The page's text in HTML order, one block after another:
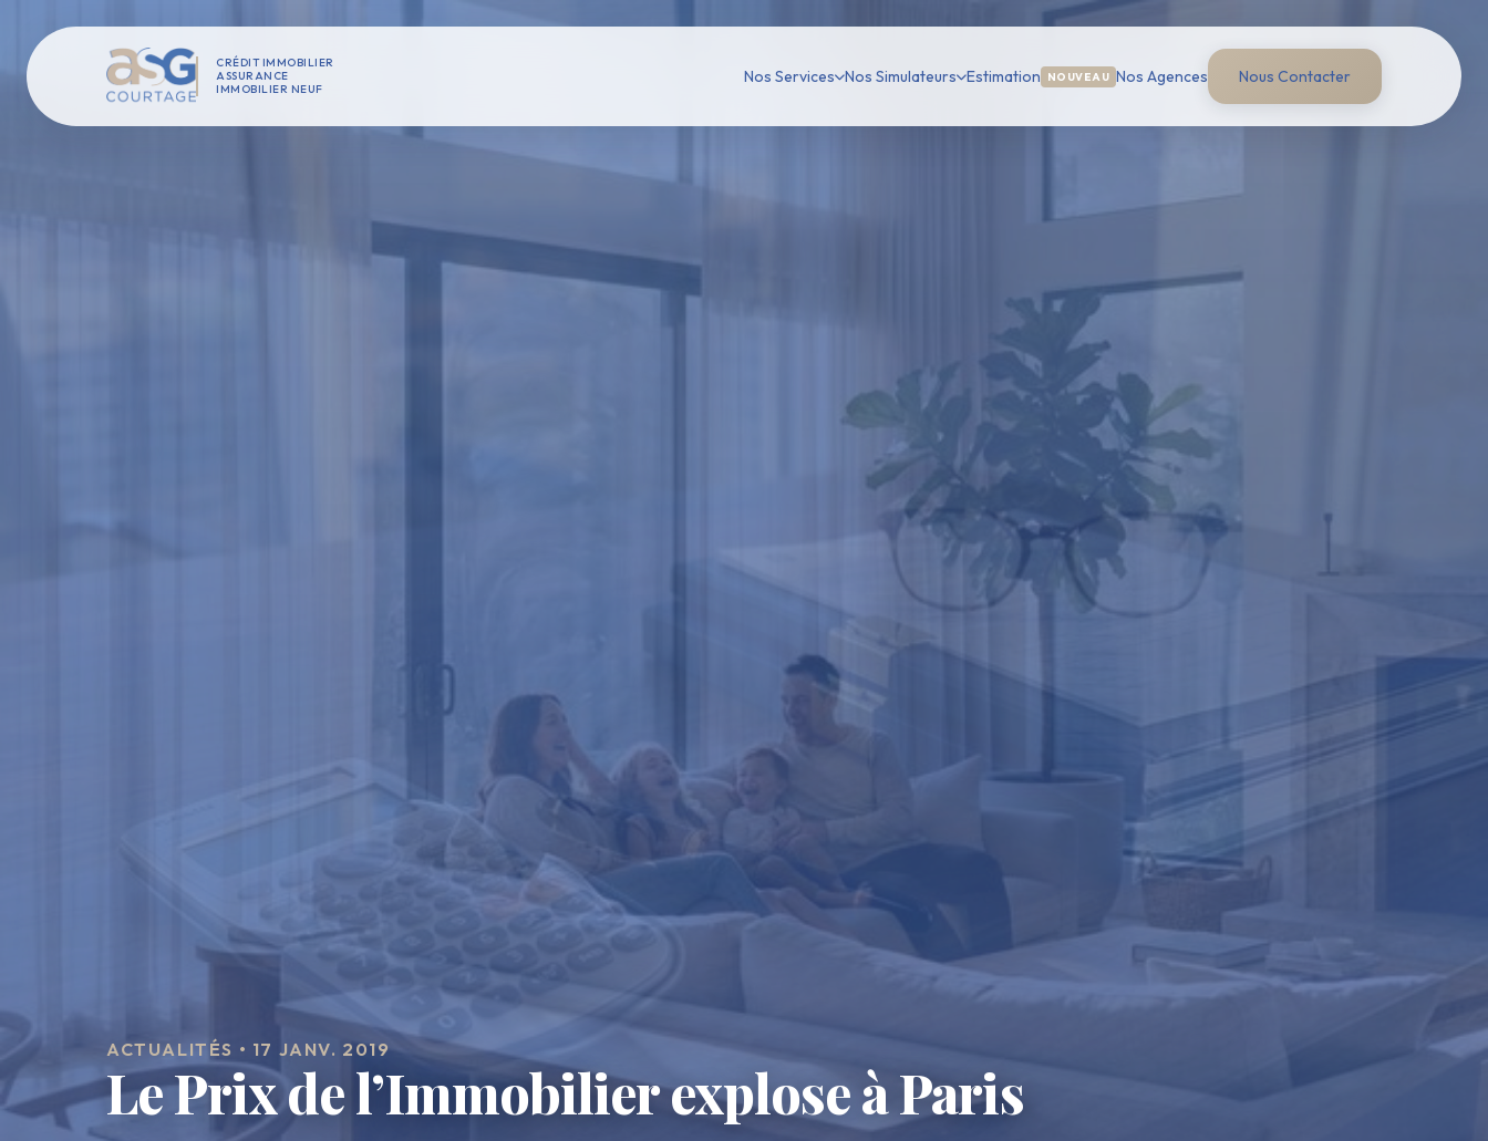
CRÉDIT IMMOBILIER
ASSURANCE
IMMOBILIER NEUF
Nos Services Nos Simulateurs Estimation NOUVEAU Nos Agences Nous Contacter
ACTUALITÉS • 17 JANV. 2019
Le Prix de l’Immobilier explose à Paris